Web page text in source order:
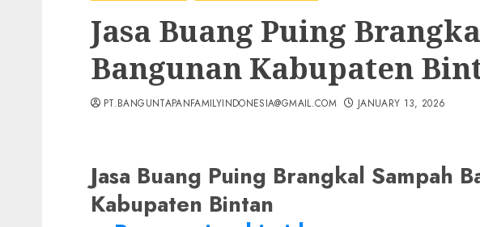
Jasa Buang Puing
Bangunan Kabupaten
PT.BANGUNTAPANFAMILYINDONESIA@GMAIL.COM JANUARY 13, 2026
Jasa Buang Puing Brangkal Sampah
Kabupaten Bintan